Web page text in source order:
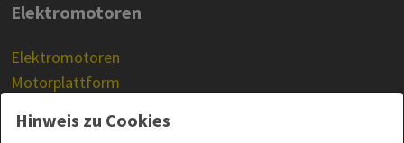
Elektromotoren
Elektromotoren
Motorplattform
Hinweis zu Cookies